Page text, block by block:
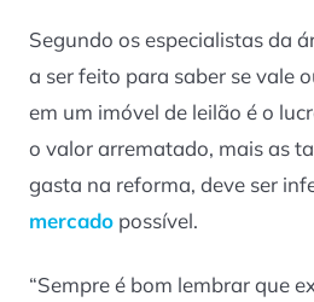
Segundo os especialistas da
a ser feito para saber se vale
em um imóvel de leilão é o
o valor arrematado, mais as
gasta na reforma, deve ser
mercado possível.
“Sempre é bom lembrar que